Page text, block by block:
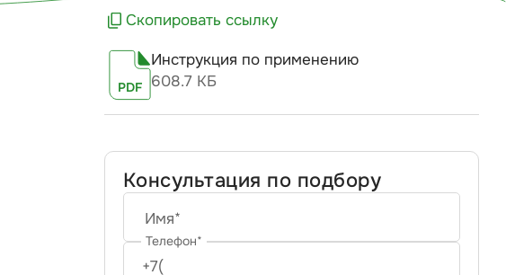
Скопировать ссылку
PDF
Инструкция по применению
608.7 КБ
Консультация по подбору
Имя*
Телефон*